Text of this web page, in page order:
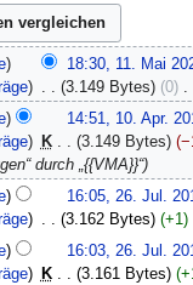
18:30, 11. Mai
3.149 Bytes 0 ‎
14:51, 10. Apr.
K 3.149 Bytes
durch „{{VMA}}“
16:05, 26. Jul.
3.162 Bytes +1 ‎
16:03, 26. Jul.
K 3.161 Bytes